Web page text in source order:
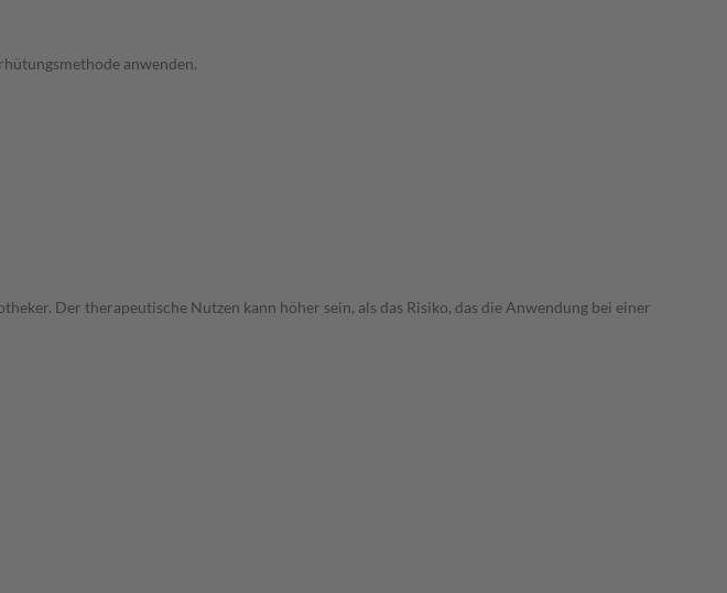
anwenden.
Der therapeutische Nutzen kann höher sein, als das Risiko, das die Anwendung bei einer